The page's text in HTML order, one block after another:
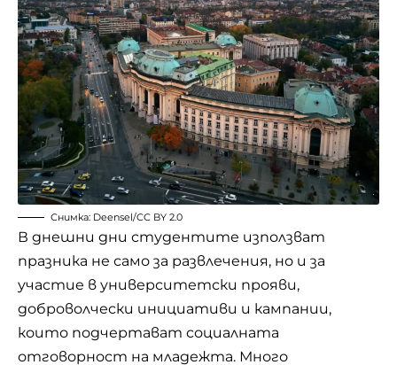
Снимка: Deensel/CC BY 2.0
В днешни дни студентите използват
празника не само за развлечения, но и за
участие в университетски прояви,
доброволчески инициативи и кампании,
които подчертават социалната
отговорност на младежта. Много